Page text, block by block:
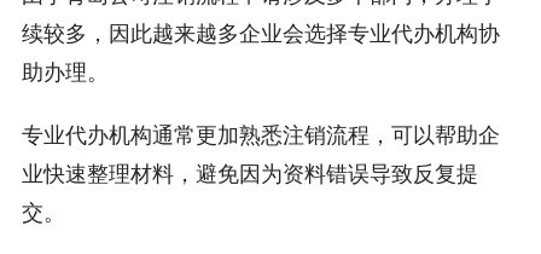
续较多，因此越来越多企业会选择专业代办机构协
助办理。
专业代办机构通常更加熟悉注销流程，可以帮助企
业快速整理材料，避免因为资料错误导致反复提
交。